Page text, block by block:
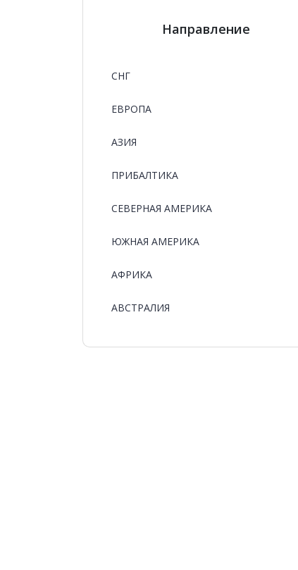
Направление
СНГ
ЕВРОПА
АЗИЯ
ПРИБАЛТИКА
СЕВЕРНАЯ АМЕРИКА
ЮЖНАЯ АМЕРИКА
АФРИКА
АВСТРАЛИЯ